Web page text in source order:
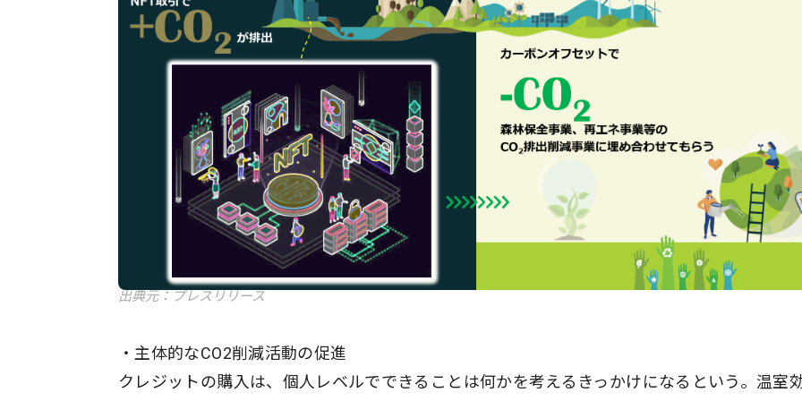
出典元：プレスリリース
・主体的なCO2削減活動の促進
クレジットの購入は、個人レベルでできることは何かを考えるきっかけになるという。温室